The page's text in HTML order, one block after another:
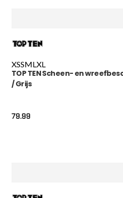
XSSMLXL
TOP TEN Scheen- en
/ Grijs
79.99